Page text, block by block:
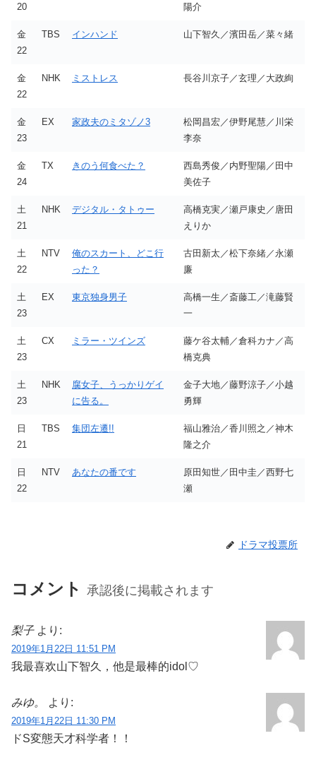
20
陽介
金
22
TBS インハンド 山下智久／濱田岳／菜々緒
金
22
NHK ミストレス 長谷川京子／玄理／大政絢
金
23
EX 家政夫のミタゾノ3
松岡昌宏／伊野尾慧／川栄
李奈
金
24
TX きのう何食べた？
西島秀俊／内野聖陽／田中
美佐子
土
21
NHK デジタル・タトゥー
高橋克実／瀬戸康史／唐田
えりか
土
22
NTV
俺のスカート、どこ行
った？
古田新太／松下奈緒／永瀬
廉
土
23
EX 東京独身男子
高橋一生／斎藤工／滝藤賢
一
土
23
CX ミラー・ツインズ
藤ケ谷太輔／倉科カナ／高
橋克典
土
23
NHK
腐女子、うっかりゲイ
に告る。
金子大地／藤野涼子／小越
勇輝
日
21
TBS 集団左遷!!
福山雅治／香川照之／神木
隆之介
日
22
NTV あなたの番です
原田知世／田中圭／西野七
瀬
ドラマ投票所
コメント 承認後に掲載されます
梨子 より:
2019年1月22日 11:51 PM
我最喜欢山下智久，他是最棒的idol♡
みゆ。 より:
2019年1月22日 11:30 PM
ドS変態天才科学者！！